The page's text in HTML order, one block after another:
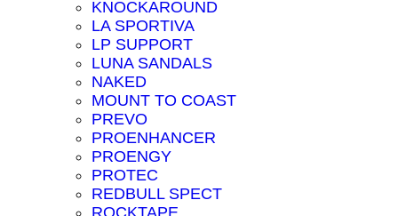
KNOCKAROUND
LA SPORTIVA
LP SUPPORT
LUNA SANDALS
NAKED
MOUNT TO COAST
PREVO
PROENHANCER
PROENGY
PROTEC
REDBULL SPECT